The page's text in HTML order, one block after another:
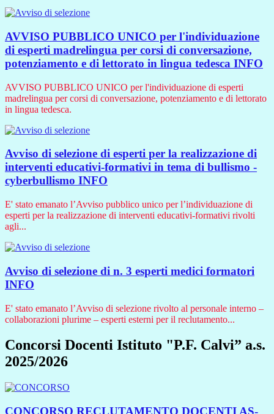
AVVISO PUBBLICO UNICO per l'individuazione
di esperti madrelingua per corsi di conversazione,
potenziamento e di lettorato in lingua tedesca INFO
AVVISO PUBBLICO UNICO per l'individuazione di esperti
madrelingua per corsi di conversazione, potenziamento e di lettorato
in lingua tedesca.
Avviso di selezione di esperti per la realizzazione di
interventi educativi-formativi in tema di bullismo -
cyberbullismo INFO
E' stato emanato l’Avviso pubblico unico per l’individuazione di
esperti per la realizzazione di interventi educativi-formativi rivolti
agli...
Avviso di selezione di n. 3 esperti medici formatori
INFO
E' stato emanato l’Avviso di selezione rivolto al personale interno –
collaborazioni plurime – esperti esterni per il reclutamento...
Concorsi Docenti Istituto "P.F. Calvi” a.s.
2025/2026
CONCORSO RECLUTAMENTO DOCENTI AS-